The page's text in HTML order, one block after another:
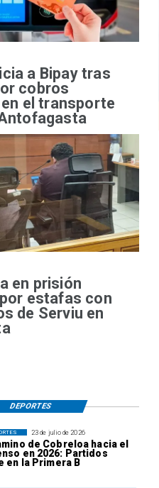
a Bipay tras
cobros
el transporte
en prisión
estafas con
de Serviu en
23 de julio de 2026
de Cobreloa hacia el
en 2026: Partidos
en la Primera B
DEPORTES